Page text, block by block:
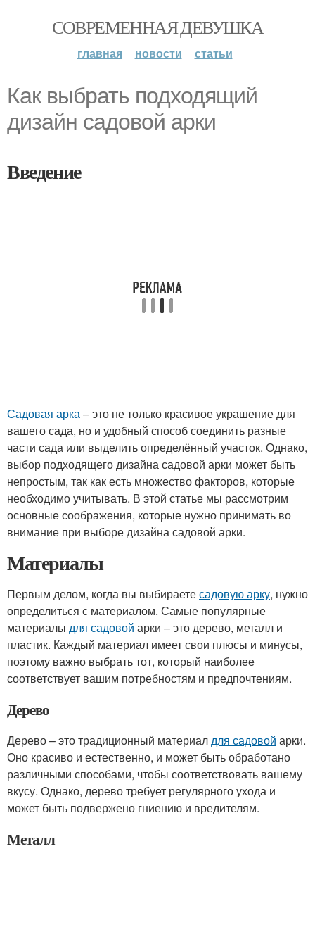
СОВРЕМЕННАЯ ДЕВУШКА
главная новости статьи
Как выбрать подходящий
дизайн садовой арки
Введение
Садовая арка– это не только красивое украшение для
вашего сада, но и удобный способ соединить разные
части сада или выделить определённый участок. Однако,
выбор подходящего дизайна садовой арки может быть
непростым, так как есть множество факторов, которые
необходимо учитывать. В этой статье мы рассмотрим
основные соображения, которые нужно принимать во
внимание при выборе дизайна садовой арки.
Материалы
Первым делом, когда вы выбираетесадовую арку, нужно
определиться с материалом. Самые популярные
материалы для садовой арки – это дерево, металл и
пластик. Каждый материал имеет свои плюсы и минусы,
поэтому важно выбрать тот, который наиболее
соответствует вашим потребностям и предпочтениям.
Дерево
Дерево – это традиционный материалдля садовой арки.
Оно красиво и естественно, и может быть обработано
различными способами, чтобы соответствовать вашему
вкусу. Однако, дерево требует регулярного ухода и
может быть подвержено гниению и вредителям.
Металл